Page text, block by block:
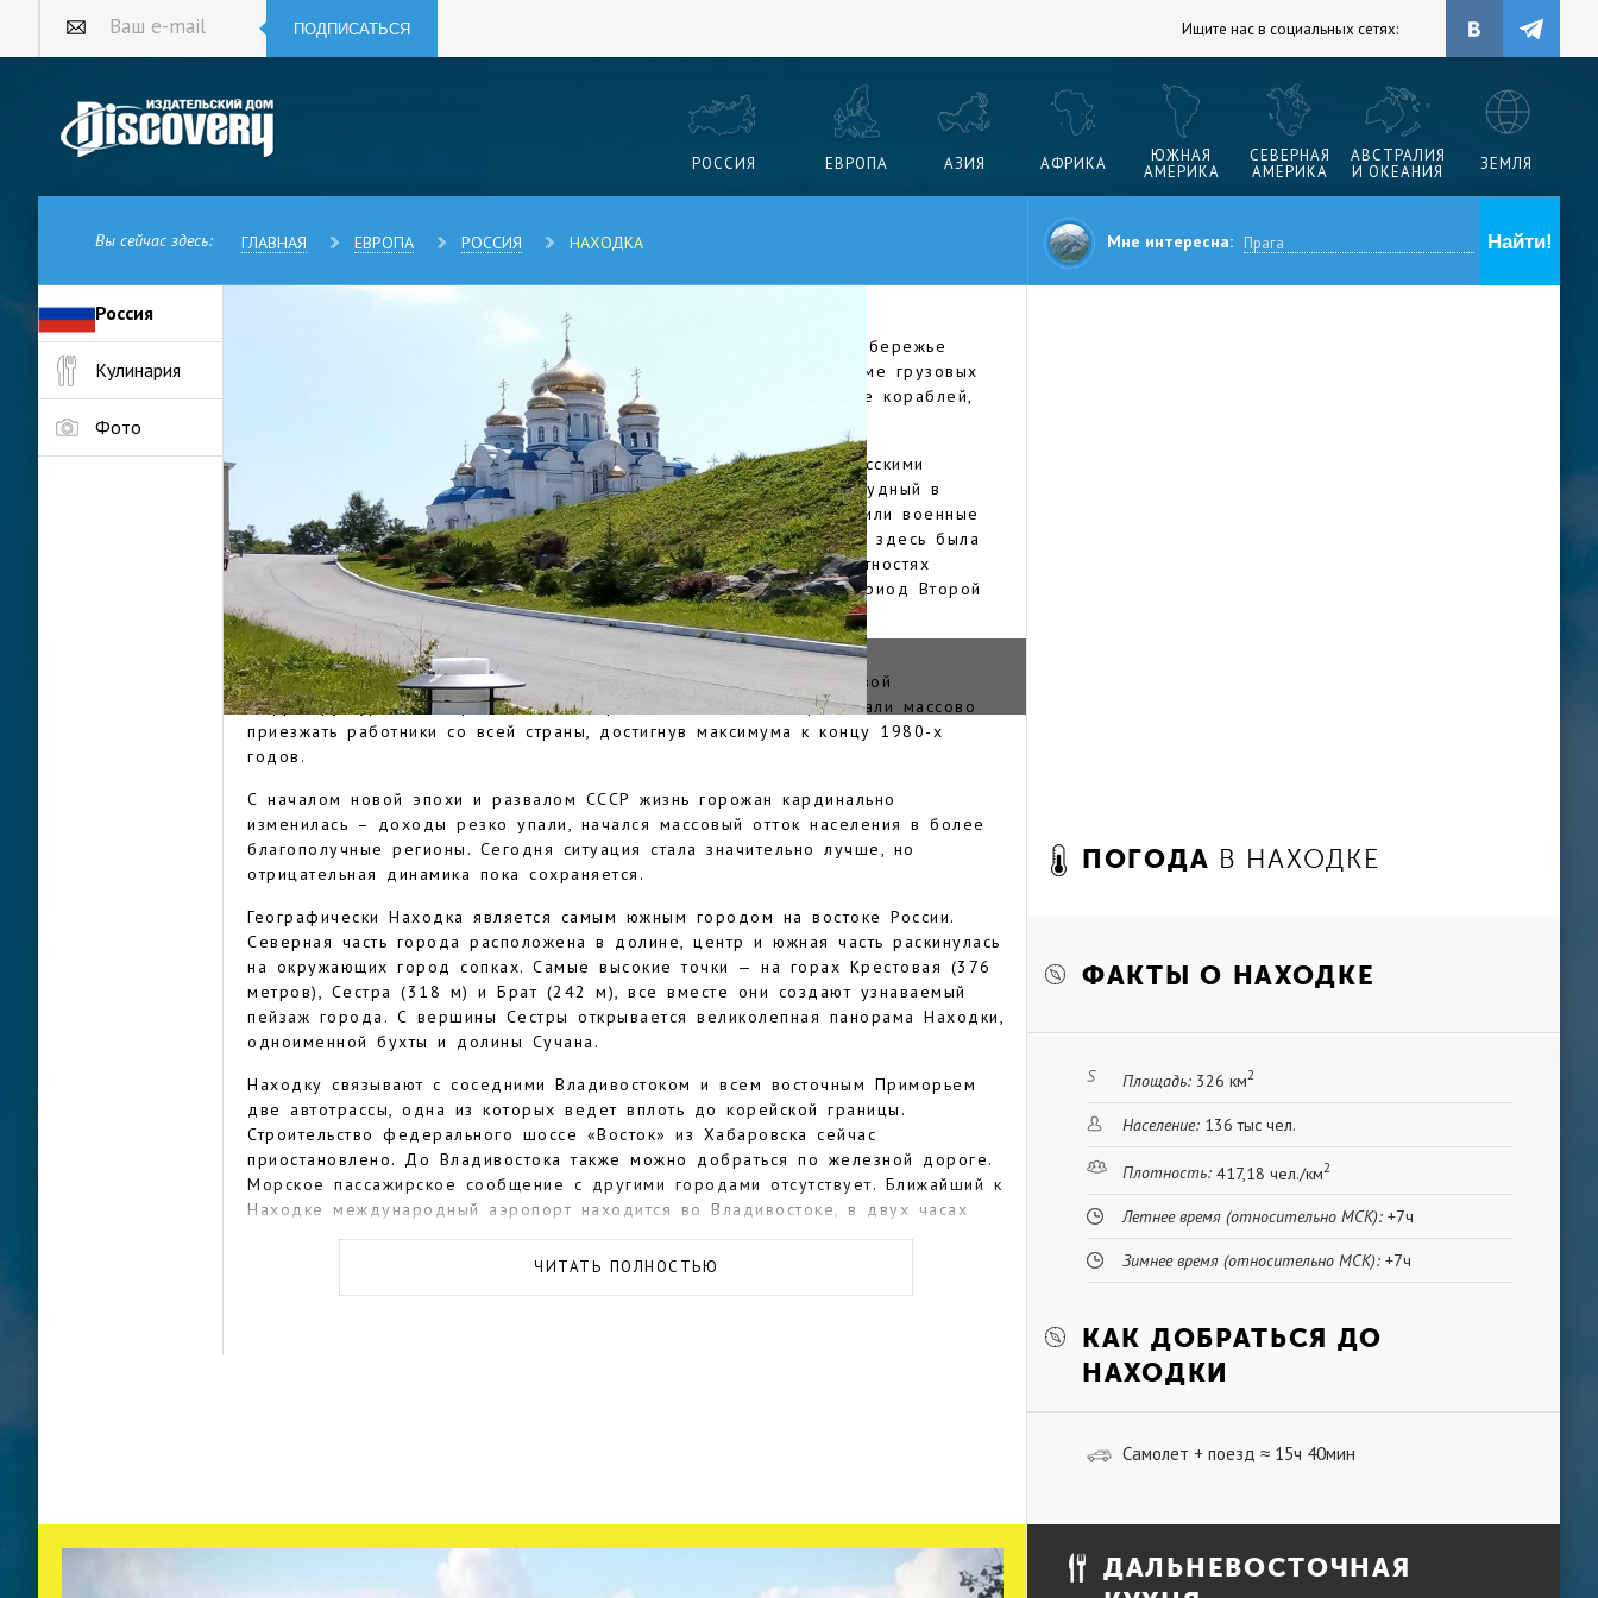
Ваш e-mail ПОДПИСАТЬСЯ Ищите нас в социальных сетях:
РОССИЯ ЕВРОПА АЗИЯ АФРИКА
ЮЖНАЯ
АМЕРИКА
СЕВЕРНАЯ
АМЕРИКА
АВСТРАЛИЯ
И ОКЕАНИЯ
ЗЕМЛЯ
Вы сейчас здесь: ГЛАВНАЯ ЕВРОПА РОССИЯ НАХОДКА Мне интересна:
Россия
Кулинария
Фото
НАХОДКА
Находка — российский портовый город на Дальнем Востоке, на побережье
Японского моря. Исторически вся жизнь горожан строится на приеме грузовых
морских судов, транспортировке товаров вглубь материка, ремонте кораблей,
рыболовстве и рыбопереработке.
Город получил свое имя по названию бухты Находка, открытой русскими
мореплавателями в 1859 году. Спустя пять лет на полуострове Трудный в
заливе Америка Желтого моря возникло первое поселение, где жили военные
гидрографы, изучавшие климатические условия побережья. Вскоре здесь была
организована первая торговая фактория. В 1930-40 годы в окрестностях
Находки располагались лагеря для советских заключенных, а в период Второй
мировой войны и десятилетие спустя здесь находились японские
военнопленные.
Статус города Находка получила в 1950 году. С развитием портовой
инфраструктуры во второй половине прошлого века в эти края стали массово
приезжать работники со всей страны, достигнув максимума к концу 1980-х
годов.
С началом новой эпохи и развалом СССР жизнь горожан кардинально
изменилась – доходы резко упали, начался массовый отток населения в более
благополучные регионы. Сегодня ситуация стала значительно лучше, но
отрицательная динамика пока сохраняется.
Географически Находка является самым южным городом на востоке России.
Северная часть города расположена в долине, центр и южная часть раскинулась
на окружающих город сопках. Самые высокие точки — на горах Крестовая (376
метров), Сестра (318 м) и Брат (242 м), все вместе они создают узнаваемый
пейзаж города. С вершины Сестры открывается великолепная панорама Находки,
одноименной бухты и долины Сучана.
Находку связывают с соседними Владивостоком и всем восточным Приморьем
две автотрассы, одна из которых ведет вплоть до корейской границы.
Строительство федерального шоссе «Восток» из Хабаровска сейчас
приостановлено. До Владивостока также можно добраться по железной дороге.
Морское пассажирское сообщение с другими городами отсутствует. Ближайший к
Находке международный аэропорт находится во Владивостоке, в двух часах
По городу удобней передвигаться на маршрутных такси и автобусах, либо на
обычных такси, которые можно вызвать по телефону или в интернет-приложении.
Дальнего Востока.
Самым большим храмом в городе и Приморском крае является православный
Казанский собор, вмещающий 1800 человек. Белоснежная церковь с девятью
ЧИТАТЬ ПОЛНОСТЬЮ
ПОГОДА В НАХОДКЕ
ФАКТЫ О НАХОДКЕ
Площадь: 326 км2
Население: 136 тыс чел.
Плотность: 417,18 чел./км2
Летнее время (относительно МСК): +7ч
Зимнее время (относительно МСК): +7ч
КАК ДОБРАТЬСЯ ДО
НАХОДКИ
Самолет + поезд ≈ 15ч 40мин
ДАЛЬНЕВОСТОЧНАЯ